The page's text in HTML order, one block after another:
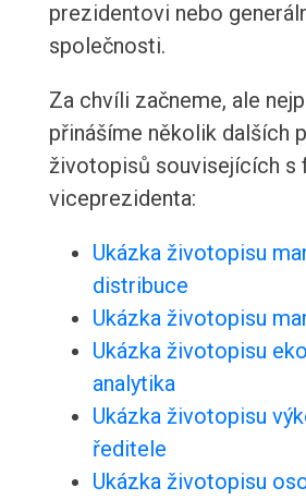
prezidentovi nebo
společnosti.
Za chvíli začneme, ale
přinášíme několik dalších
životopisů souvisejících s
viceprezidenta:
Ukázka životopisu
distribuce
Ukázka životopisu
Ukázka životopisu
analytika
Ukázka životopisu
ředitele
Ukázka životopisu